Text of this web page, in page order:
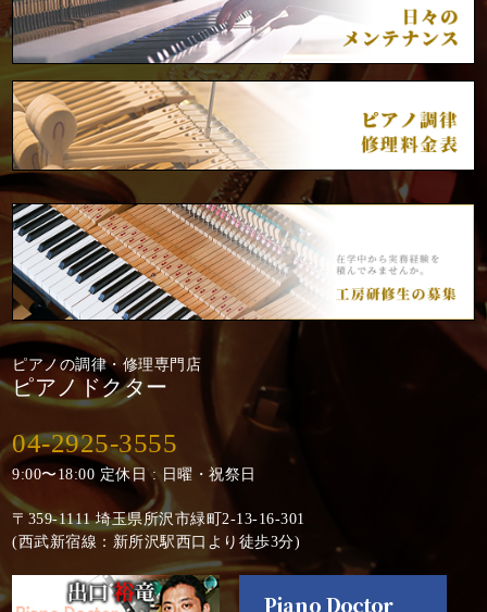
ピアノの調律・修理専門店
ピアノドクター
04-2925-3555
9:00〜18:00 定休日 : 日曜・祝祭日
〒359-1111 埼玉県所沢市緑町2-13-16-301
(西武新宿線：新所沢駅西口より徒歩3分)